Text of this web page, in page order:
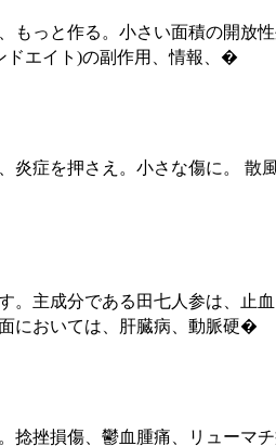
もっと作る。小さい面積の開放
ドエイト)の副作用、情報、�
炎症を押さえ。小さな傷に。
。主成分である田七人参は、止
においては、肝臓病、動脈硬�
捻挫損傷、鬱血腫痛、リューマ